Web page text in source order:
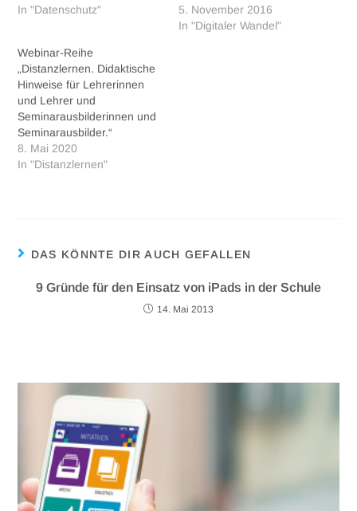
In "Datenschutz"
5. November 2016
In "Digitaler Wandel"
Webinar-Reihe
„Distanzlernen. Didaktische
Hinweise für Lehrerinnen
und Lehrer und
Seminarausbilderinnen und
Seminarausbilder.“
8. Mai 2020
In "Distanzlernen"
DAS KÖNNTE DIR AUCH GEFALLEN
9 Gründe für den Einsatz von iPads in der Schule
14. Mai 2013